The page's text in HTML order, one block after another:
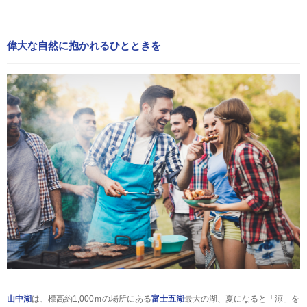
偉大な自然に抱かれるひとときを
山中湖は、標高約1,000ｍの場所にある富士五湖最大の湖、夏になると「涼」を